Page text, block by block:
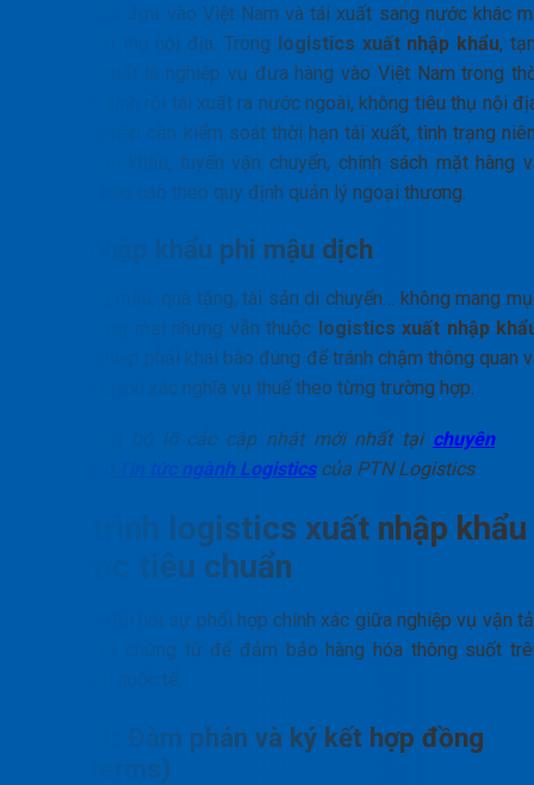
Hàng được đưa vào Việt Nam và tái xuất sang nước khác
không tiêu thụ nội địa. Trong logistics xuất nhập khẩu,
nhập tái xuất là nghiệp vụ đưa hàng vào Việt Nam trong
hạn nhất định rồi tái xuất ra nước ngoài, không tiêu thụ nội
Doanh nghiệp cần kiểm soát thời hạn tái xuất, tình trạng
phong, cửa khẩu, tuyến vận chuyển, chính sách mặt hàng
nghĩa vụ báo cáo theo quy định quản lý ngoại thương.
Xuất nhập khẩu phi mậu dịch
Gồm hàng mẫu, quà tặng, tài sản di chuyển… không mang
đích thương mại nhưng vẫn thuộc logistics xuất nhập
Doanh nghiệp phải khai báo đúng để tránh chậm thông quan
xác định chính xác nghĩa vụ thuế theo từng trường hợp.
Đừng bỏ lỡ các cập nhật mới nhất tại chuyên
mục Tin tức ngành Logisticscủa PTN Logistics
Quy trình logistics xuất nhập khẩu
6 bước tiêu chuẩn
Quy trình đòi hỏi sự phối hợp chính xác giữa nghiệp vụ vận
pháp lý và chứng từ để đảm bảo hàng hóa thông suốt
toàn chuỗi quốc tế.
Bước 1: Đàm phán và ký kết hợp đồng
(Incoterms)